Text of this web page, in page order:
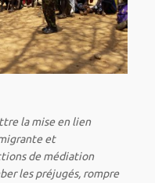
la mise en lien
et
de médiation
les préjugés, rompre